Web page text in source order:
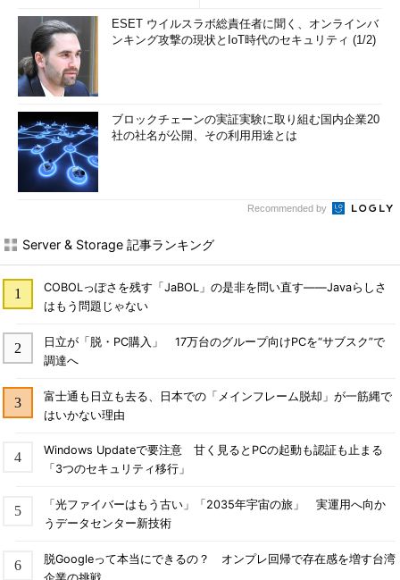
ESET ウイルスラボ総責任者に聞く、オンラインバ
ンキング攻撃の現状とIoT時代のセキュリティ (1/2)
ブロックチェーンの実証実験に取り組む国内企業20
社の社名が公開、その利用用途とは
Recommended by
Server & Storage 記事ランキング
COBOLっぽさを残す「JaBOL」の是非を問い直す――Javaらしさ
はもう問題じゃない
日立が「脱・PC購入」 17万台のグループ向けPCを“サブスク”で
調達へ
富士通も日立も去る、日本での「メインフレーム脱却」が一筋縄で
はいかない理由
Windows Updateで要注意 甘く見るとPCの起動も認証も止まる
「3つのセキュリティ移行」
「光ファイバーはもう古い」「2035年宇宙の旅」 実運用へ向か
うデータセンター新技術
脱Googleって本当にできるの？ オンプレ回帰で存在感を増す台湾